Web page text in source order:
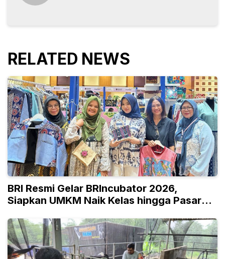
RELATED NEWS
BRI Resmi Gelar BRIncubator 2026,
Siapkan UMKM Naik Kelas hingga Pasar